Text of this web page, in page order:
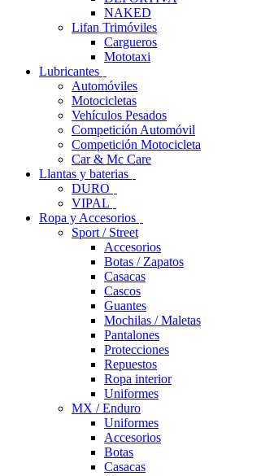
NAKED
Lifan Trimóviles
Cargueros
Mototaxi
Lubricantes
Automóviles
Motocicletas
Vehículos Pesados
Competición Automóvil
Competición Motocicleta
Car & Mc Care
Llantas y baterias
DURO
VIPAL
Ropa y Accesorios
Sport / Street
Accesorios
Botas / Zapatos
Casacas
Cascos
Guantes
Mochilas / Maletas
Pantalones
Protecciones
Repuestos
Ropa interior
Uniformes
MX / Enduro
Uniformes
Accesorios
Botas
Casacas